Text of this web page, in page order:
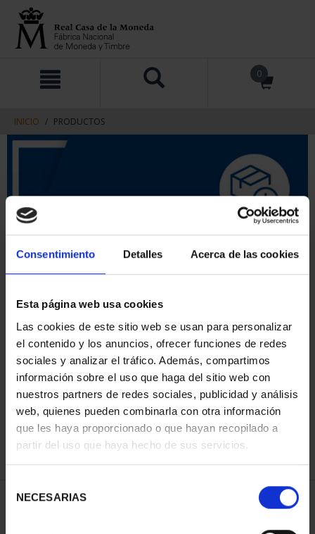
Consentimiento Detalles Acerca de las cookies
Esta página web usa cookies
Las cookies de este sitio web se usan para personalizar
el contenido y los anuncios, ofrecer funciones de redes
sociales y analizar el tráfico. Además, compartimos
información sobre el uso que haga del sitio web con
nuestros partners de redes sociales, publicidad y análisis
web, quienes pueden combinarla con otra información
que les haya proporcionado o que hayan recopilado a
partir del uso que haya hecho de sus servicios.
NECESARIAS
contenido
navegacin
0
INICIO PRODUCTOS
ORDENAR POR:
REFINAR
2 Productos encontrados